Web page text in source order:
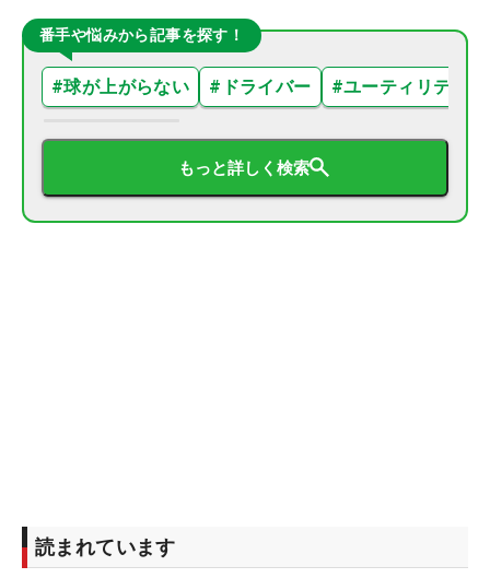
番手や悩みから記事を探す！
#球が上がらない # ドライバー #ユーティリティ
もっと詳しく検索
読まれています